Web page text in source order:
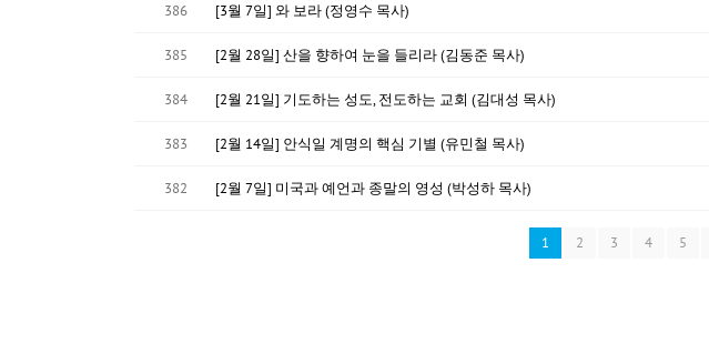
386 [3월 7일] 와 보라 (정영수 목사)
385 [2월 28일] 산을 향하여 눈을 들리라 (김동준 목사)
384 [2월 21일] 기도하는 성도, 전도하는 교회 (김대성 목사)
383 [2월 14일] 안식일 계명의 핵심 기별 (유민철 목사)
382 [2월 7일] 미국과 예언과 종말의 영성 (박성하 목사)
1 2 3 4 5